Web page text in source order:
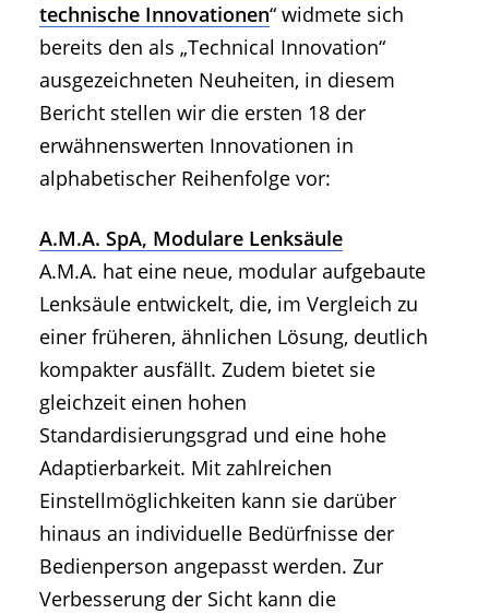
technische Innovationen“ widmete sich
bereits den als „Technical Innovation“
ausgezeichneten Neuheiten, in diesem
Bericht stellen wir die ersten 18 der
erwähnenswerten Innovationen in
alphabetischer Reihenfolge vor:
A.M.A. SpA, Modulare Lenksäule
A.M.A. hat eine neue, modular aufgebaute
Lenksäule entwickelt, die, im Vergleich zu
einer früheren, ähnlichen Lösung, deutlich
kompakter ausfällt. Zudem bietet sie
gleichzeit einen hohen
Standardisierungsgrad und eine hohe
Adaptierbarkeit. Mit zahlreichen
Einstellmöglichkeiten kann sie darüber
hinaus an individuelle Bedürfnisse der
Bedienperson angepasst werden. Zur
Verbesserung der Sicht kann die